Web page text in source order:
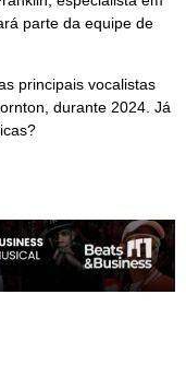
parte da equipe de
principais vocalistas
durante 2024. Já